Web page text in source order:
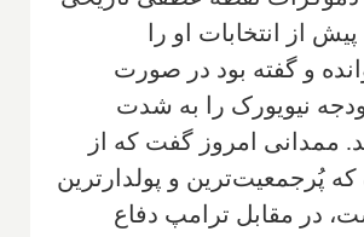
از انتخابات او را
و گفته بود در صورت
نیویورک را به شدت
ممدانی امروز گفت که از
پُرجمعیت‌ترین و پولدارترین
در مقابل ترامپ دفاع